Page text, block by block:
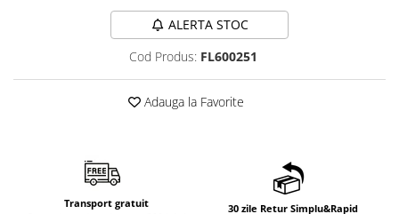
ALERTA STOC
Cod Produs: FL600251
Adauga la Favorite
Transport gratuit 30 zile Retur Simplu&Rapid